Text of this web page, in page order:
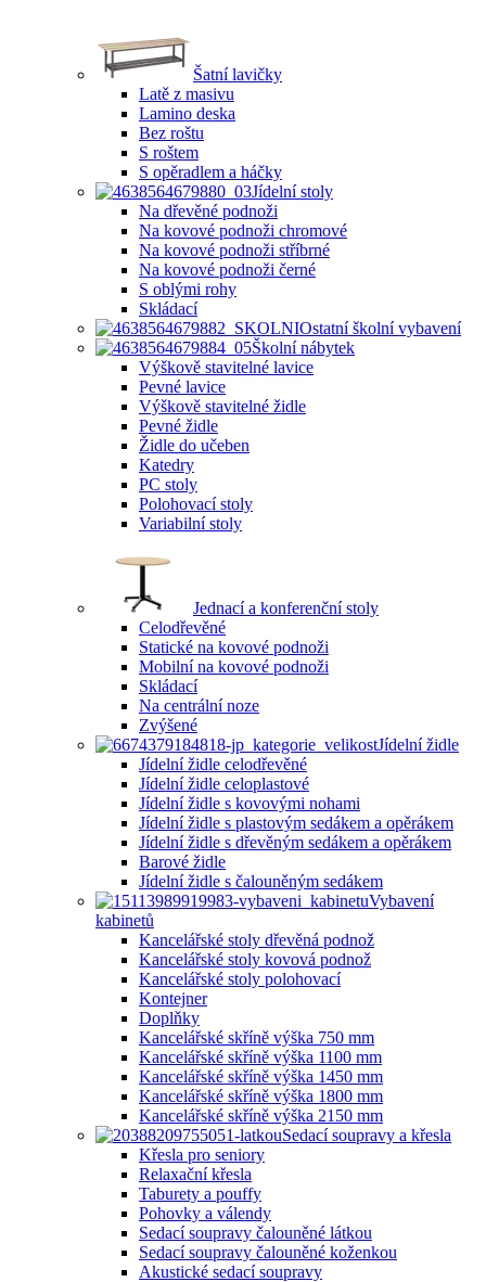
Šatní lavičky
Latě z masivu
Lamino deska
Bez roštu
S roštem
S opěradlem a háčky
Jídelní stoly
Na dřevěné podnoži
Na kovové podnoži chromové
Na kovové podnoži stříbrné
Na kovové podnoži černé
S oblými rohy
Skládací
Ostatní školní vybavení
Školní nábytek
Výškově stavitelné lavice
Pevné lavice
Výškově stavitelné židle
Pevné židle
Židle do učeben
Katedry
PC stoly
Polohovací stoly
Variabilní stoly
Jednací a konferenční stoly
Celodřevěné
Statické na kovové podnoži
Mobilní na kovové podnoži
Skládací
Na centrální noze
Zvýšené
Jídelní židle
Jídelní židle celodřevěné
Jídelní židle celoplastové
Jídelní židle s kovovými nohami
Jídelní židle s plastovým sedákem a opěrákem
Jídelní židle s dřevěným sedákem a opěrákem
Barové židle
Jídelní židle s čalouněným sedákem
Vybavení
kabinetů
Kancelářské stoly dřevěná podnož
Kancelářské stoly kovová podnož
Kancelářské stoly polohovací
Kontejner
Doplňky
Kancelářské skříně výška 750 mm
Kancelářské skříně výška 1100 mm
Kancelářské skříně výška 1450 mm
Kancelářské skříně výška 1800 mm
Kancelářské skříně výška 2150 mm
Sedací soupravy a křesla
Křesla pro seniory
Relaxační křesla
Taburety a pouffy
Pohovky a válendy
Sedací soupravy čalouněné látkou
Sedací soupravy čalouněné koženkou
Akustické sedací soupravy